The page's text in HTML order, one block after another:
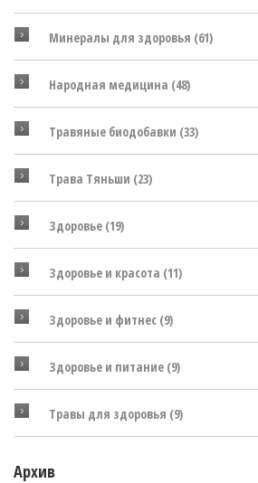
Минералы для здоровья (61)
Народная медицина (48)
Травяные биодобавки (33)
Трава Тяньши (23)
Здоровье (19)
Здоровье и красота (11)
Здоровье и фитнес (9)
Здоровье и питание (9)
Травы для здоровья (9)
Архив